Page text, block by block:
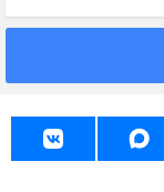
Ирина Верещук